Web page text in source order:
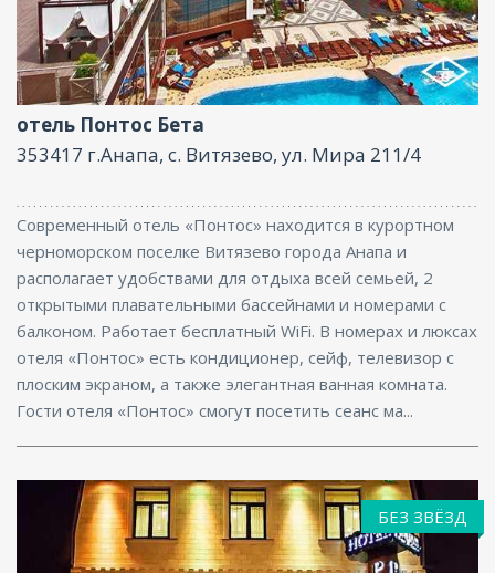
Услуги няни , Фитнес центр, Ресторан, Бассейн,
Бар, Парковка, Интернет, Конференц-зал
отель Понтос Бета
353417 г.Анапа, с. Витязево, ул. Мира 211/4
Современный отель «Понтос» находится в курортном
черноморском поселке Витязево города Анапа и
располагает удобствами для отдыха всей семьей, 2
открытыми плавательными бассейнами и номерами с
балконом. Работает бесплатный WiFi. В номерах и люксах
отеля «Понтос» есть кондиционер, сейф, телевизор с
плоским экраном, а также элегантная ванная комната.
Гости отеля «Понтос» смогут посетить сеанс ма...
БЕЗ ЗВЁЗД